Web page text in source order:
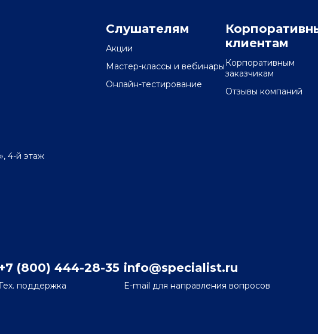
4-й этаж
Слушателям
Акции
Мастер-классы и вебинары
Онлайн-тестирование
клиентам
Корпоративным
заказчикам
Отзывы компаний
(800) 444-28-35
поддержка
info@specialist.ru
E-mail для направления вопросов